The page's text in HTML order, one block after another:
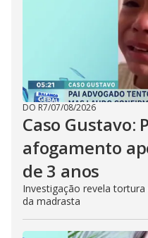
DO R7/07/08/2026
Caso
afogamento
de 3 anos
Investigação revela
da madrasta